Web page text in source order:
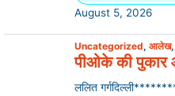
August 5, 2026
Uncategorized, आलेख
पीओके की पुकार
ललित